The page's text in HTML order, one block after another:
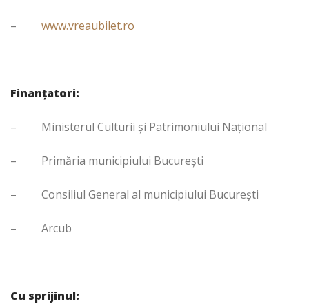
– www.vreaubilet.ro
Finanţatori:
– Ministerul Culturii şi Patrimoniului Naţional
– Primăria municipiului Bucureşti
– Consiliul General al municipiului Bucureşti
– Arcub
Cu sprijinul: